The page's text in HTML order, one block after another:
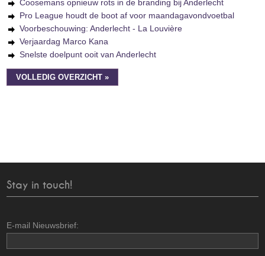
Coosemans opnieuw rots in de branding bij Anderlecht
Pro League houdt de boot af voor maandagavondvoetbal
Voorbeschouwing: Anderlecht - La Louvière
Verjaardag Marco Kana
Snelste doelpunt ooit van Anderlecht
VOLLEDIG OVERZICHT »
Stay in touch!
E-mail Nieuwsbrief: